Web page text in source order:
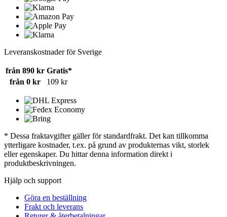
Leveranskostnader för Sverige
från 890 kr Gratis*
från 0 kr
109 kr
* Dessa fraktavgifter gäller för standardfrakt. Det kan tillkomma
ytterligare kostnader, t.ex. på grund av produkternas vikt, storlek
eller egenskaper. Du hittar denna information direkt i
produktbeskrivningen.
Hjälp och support
Göra en beställning
Frakt och leverans